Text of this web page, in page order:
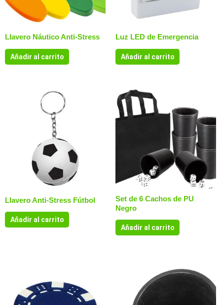
Llavero Náutico Anti-Stress
Añadir al carrito
Luz LED de Emergencia
Añadir al carrito
Llavero Anti-Stress Fútbol
Añadir al carrito
Set de 6 Cachos de PU
Negro
Añadir al carrito